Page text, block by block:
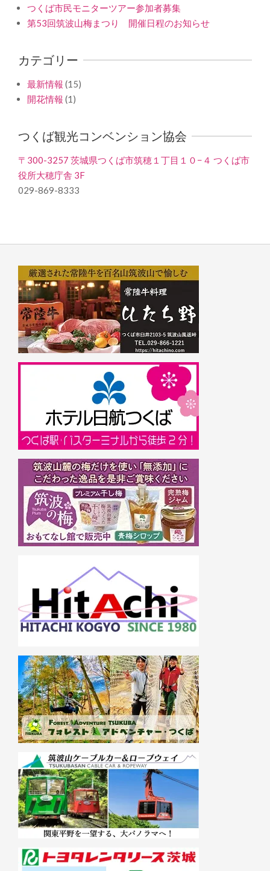
つくば市民モニターツアー参加者募集
第53回筑波山梅まつり 開催日程のお知らせ
カテゴリー
最新情報 (15)
開花情報 (1)
つくば観光コンベンション協会
〒300-3257 茨城県つくば市筑穂１丁目１０−４ つくば市
役所大穂庁舎 3F
029-869-8333